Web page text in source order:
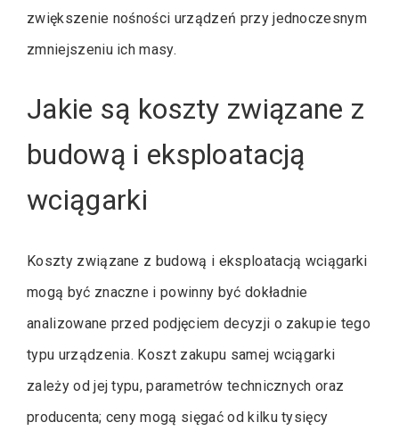
zwiększenie nośności urządzeń przy jednoczesnym
zmniejszeniu ich masy.
Jakie są koszty związane z
budową i eksploatacją
wciągarki
Koszty związane z budową i eksploatacją wciągarki
mogą być znaczne i powinny być dokładnie
analizowane przed podjęciem decyzji o zakupie tego
typu urządzenia. Koszt zakupu samej wciągarki
zależy od jej typu, parametrów technicznych oraz
producenta; ceny mogą sięgać od kilku tysięcy